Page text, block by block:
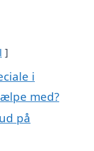
i
med?
på